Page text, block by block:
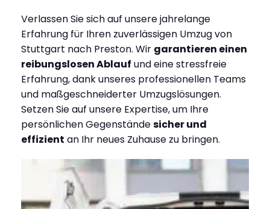
Verlassen Sie sich auf unsere jahrelange
Erfahrung für Ihren zuverlässigen Umzug von
Stuttgart nach Preston. Wir garantieren einen
reibungslosen Ablauf und eine stressfreie
Erfahrung, dank unseres professionellen Teams
und maßgeschneiderter Umzugslösungen.
Setzen Sie auf unsere Expertise, um Ihre
persönlichen Gegenständesicher und
effizient an Ihr neues Zuhause zu bringen.